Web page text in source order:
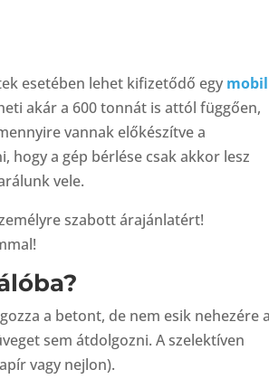
esetében lehet kifizetődő egy mobil
akár a 600 tonnát is attól függően,
vannak előkészítve a
a gép bérlése csak akkor lesz
vele.
szabott árajánlatért!
a betont, de nem esik nehezére a
sem átdolgozni. A szelektíven
vagy nejlon).